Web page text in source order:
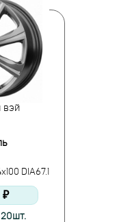
вэй
DIA67.1
₽